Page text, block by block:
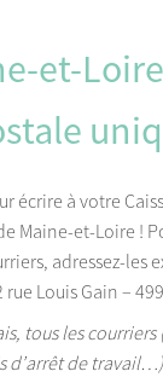
et-
écrire à votre
Maine-et-Loire !
adressez-les
rue Louis Gain –
tous les
d’arrêt de